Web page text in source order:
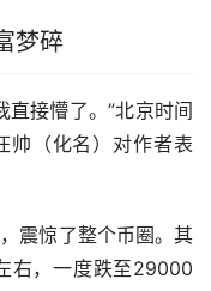
梦碎
直接懵了。”北京时间
帅（化名）对作者表
震惊了整个币圈。其
右，一度跌至29000